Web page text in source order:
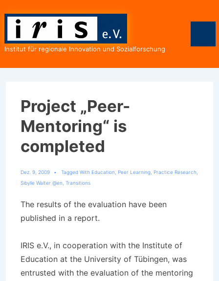
Institut für regionale Innovation und Sozialforschung
Project „Peer-
Mentoring“ is
completed
Dez. 9, 2009 Tagged With Education Peer Learning, Practice Research
Sibylle Walter @en Transitions
The results of the evaluation have been
published in a report.
IRIS e.V., in cooperation with the Institute of
Education at the University of Tübingen, was
entrusted with the evaluation of the mentoring